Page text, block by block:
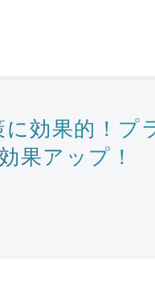
効果的！プ
果アップ！